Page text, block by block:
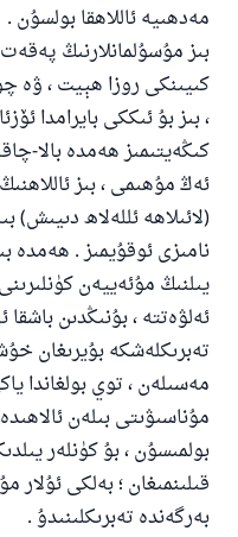
مەدھىيە ئاللاھقا بولسۇن .
بىز مۇسۇلمانلارنىڭ پەقەت
كىيىنكى روزا ھېيت ، ۋە
، بىز بۇ ئىككى بايرامدا
كىڭەيتىمىز ھەمدە بالا-
ئەڭ مۇھىمى ، بىز
(لائىلاھە ئللەلاھ دىيىش)
نامىزى ئوقۇيمىز . ھەمدە
يىلنىڭ مۇئەييەن
ئەلۋەتتە ، بۇنىڭدىن
تەبرىكلەشكە بۇيرىغان
مەسىلەن ، توي بولغاندا
مۇناسىۋىتى بىلەن
بولمىسۇن ، بۇ كۈنلەر
قىلىنمىغان ؛ بەلكى ئۇلار
بەرگەندە تەبرىكلىنىدۇ .
110845
ئۇممەتكە جاۋاپ
ياخشىلىققا
ئوخشاش
مۇسلىم رىۋايەت